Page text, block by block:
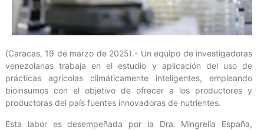
(Caracas, 19 de marzo de 2025).- Un equipo de investigadoras
venezolanas trabaja en el estudio y aplicación del uso de
prácticas agrícolas climáticamente inteligentes, empleando
bioinsumos con el objetivo de ofrecer a los productores y
productoras del país fuentes innovadoras de nutrientes.
Esta labor es desempeñada por la Dra. Mingrelia España,